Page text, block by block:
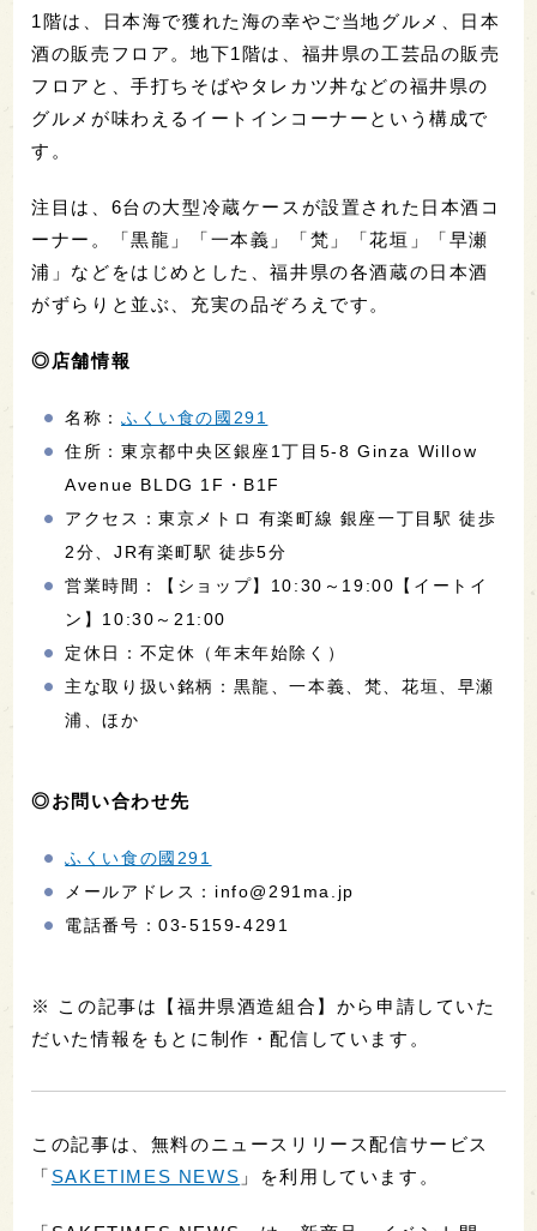
1階は、日本海で獲れた海の幸やご当地グルメ、日本
酒の販売フロア。地下1階は、福井県の工芸品の販売
フロアと、手打ちそばやタレカツ丼などの福井県の
グルメが味わえるイートインコーナーという構成で
す。
注目は、6台の大型冷蔵ケースが設置された日本酒コ
ーナー。「黒龍」「一本義」「梵」「花垣」「早瀬
浦」などをはじめとした、福井県の各酒蔵の日本酒
がずらりと並ぶ、充実の品ぞろえです。
◎店舗情報
名称：ふくい食の國291
住所：東京都中央区銀座1丁目5-8 Ginza Willow
Avenue BLDG 1F・B1F
アクセス：東京メトロ 有楽町線 銀座一丁目駅 徒歩
2分、JR有楽町駅 徒歩5分
営業時間：【ショップ】10:30～19:00【イートイ
ン】10:30～21:00
定休日：不定休（年末年始除く）
主な取り扱い銘柄：黒龍、一本義、梵、花垣、早瀬
浦、ほか
◎お問い合わせ先
ふくい食の國291
メールアドレス：info@291ma.jp
電話番号：03-5159-4291
※ この記事は【福井県酒造組合】から申請していた
だいた情報をもとに制作・配信しています。
この記事は、無料のニュースリリース配信サービス
「 SAKETIMES NEWS 」を利用しています。